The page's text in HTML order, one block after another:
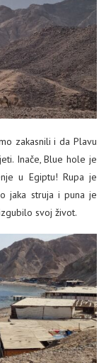
zakasnili i da Plavu
Inače, Blue hole je
u Egiptu! Rupa je
jaka struja i puna je
svoj život.